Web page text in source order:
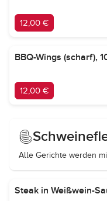
12,00 €
BBQ-Wings (scharf),
12,00 €
Alle Gerichte werden
Steak in Weißwein-